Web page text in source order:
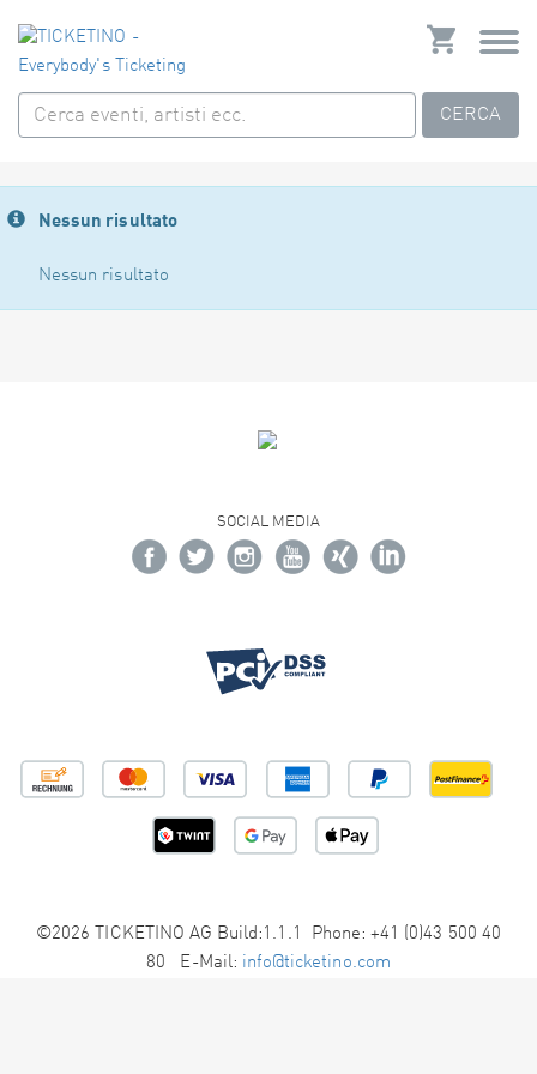
CERCA
Nessun risultato
Nessun risultato
SOCIAL MEDIA
©2026 TICKETINO AG Build:1.1.1 Phone: +41 (0)43 500 40
80 E-Mail: info@ticketino.com